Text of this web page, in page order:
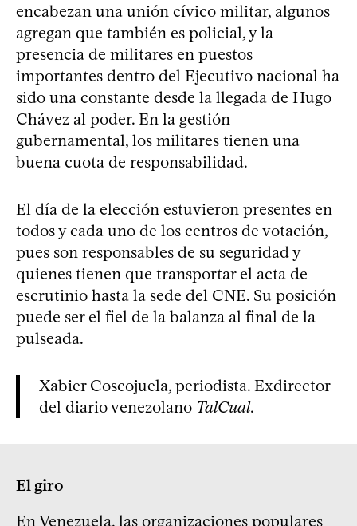
encabezan una unión cívico militar, algunos
agregan que también es policial, y la
presencia de militares en puestos
importantes dentro del Ejecutivo nacional ha
sido una constante desde la llegada de Hugo
Chávez al poder. En la gestión
gubernamental, los militares tienen una
buena cuota de responsabilidad.
El día de la elección estuvieron presentes en
todos y cada uno de los centros de votación,
pues son responsables de su seguridad y
quienes tienen que transportar el acta de
escrutinio hasta la sede del CNE. Su posición
puede ser el fiel de la balanza al final de la
pulseada.
Xabier Coscojuela, periodista. Exdirector
del diario venezolano TalCual.
El giro
En Venezuela, las organizaciones populares